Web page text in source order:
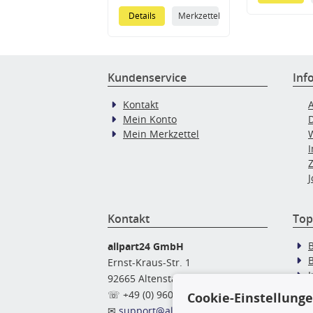
Details Merkzettel
Kundenservice
Kontakt
Mein Konto
Mein Merkzettel
Kontakt
allpart24 GmbH
Ernst-Kraus-Str. 1
92665 Altenstadt
☏ +49 (0) 9602 / 9 42 49 46
Cookie-